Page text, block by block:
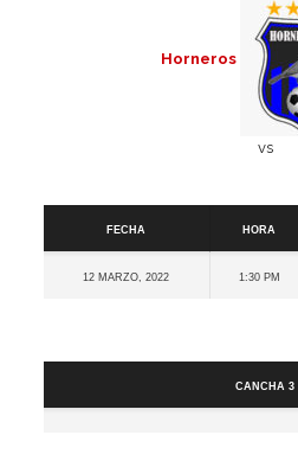
Horneros
vs
Fecha
Hora
12 marzo, 2022 1:30 pm
Cancha 3